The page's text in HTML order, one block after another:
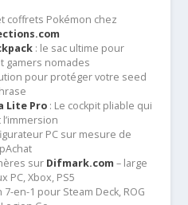
coffrets Pokémon chez
: le sac ultime pour
gamers nomades
pour protéger votre seed
Lite Pro: Le cockpit pliable qui
PC sur mesure de
sur Difmark.com – large
PC, Xbox, PS5
7-en-1 pour Steam Deck, ROG